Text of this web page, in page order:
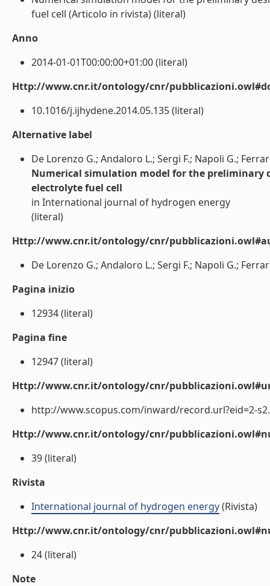
fuel cell (Articolo in rivista) (literal)
Anno
2014-01-01T00:00:00+01:00 (literal)
Http://www.cnr.it/ontology/cnr/
10.1016/j.ijhydene.2014.05.135 (literal)
Alternative label
De Lorenzo G.; Andaloro L.; Sergi F.; Napoli G.;
Numerical simulation model for the preliminary
electrolyte fuel cell
in International journal of hydrogen energy
(literal)
Http://www.cnr.it/ontology/cnr/
De Lorenzo G.; Andaloro L.; Sergi F.; Napoli G.;
Pagina inizio
12934 (literal)
Pagina fine
12947 (literal)
Http://www.cnr.it/ontology/cnr/
http://www.scopus.com/inward/record.url?eid=2-
Http://www.cnr.it/ontology/cnr/
39 (literal)
Rivista
International journal of hydrogen energy(Rivista)
Http://www.cnr.it/ontology/cnr/
24 (literal)
Note